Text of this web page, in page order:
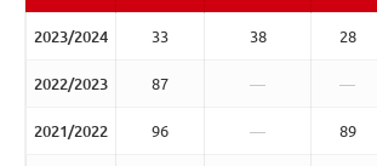
2023/2024 33 38 28
2022/2023 87 — —
2021/2022 96 — 89